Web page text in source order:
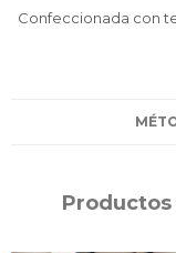
Confeccionada con